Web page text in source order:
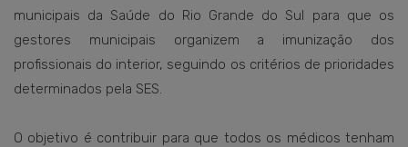
municipais da Saúde do Rio Grande do Sul para que os
gestores municipais organizem a imunização dos
profissionais do interior, seguindo os critérios de prioridades
determinados pela SES.
O objetivo é contribuir para que todos os médicos tenham